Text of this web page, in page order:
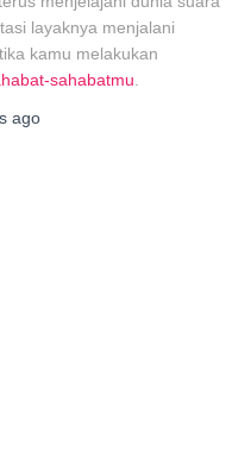
layaknya menjalani
kamu melakukan
sahabatmu
ago